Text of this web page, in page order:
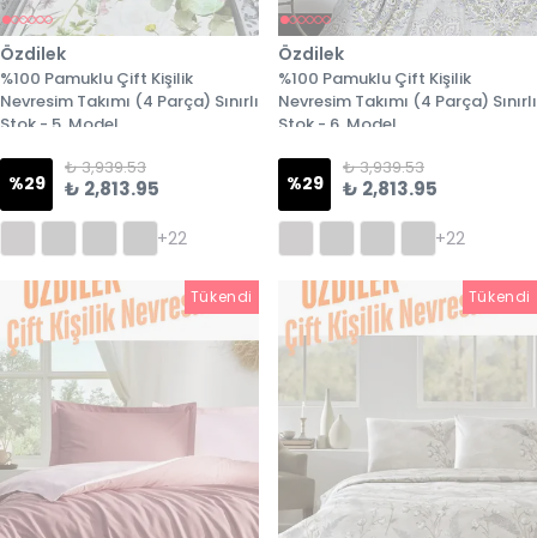
Özdilek
%100 Pamuklu Çift Kişilik
Nevresim Takımı (4 Parça) Sınırlı
Stok - 5. Model
%29
₺ 3,939.53
₺ 2,813.95
+22
Özdilek
%100 Pamuklu Çift Kişilik
Nevresim Takımı (4 Parça) Sınırlı
Stok - 6. Model
%29
₺ 3,939.53
₺ 2,813.95
+22
Tükendi Tükendi
Tükendi